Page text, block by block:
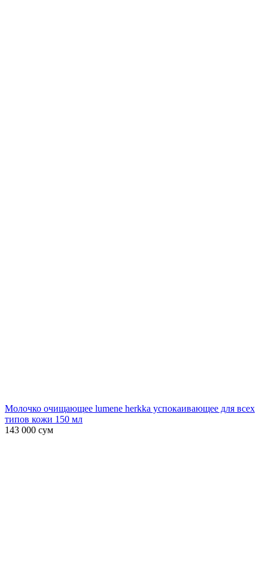
Молочко очищающее lumene herkka успокаивающее для всех
типов кожи 150 мл
143 000 сум